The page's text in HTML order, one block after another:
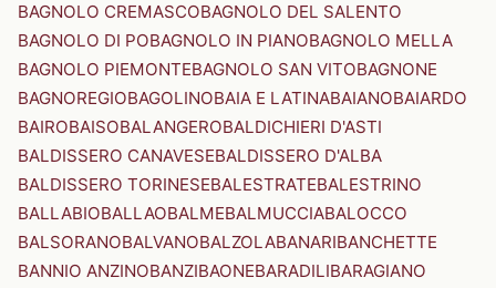
BAGNOLO CREMASCOBAGNOLO DEL SALENTO
BAGNOLO DI POBAGNOLO IN PIANOBAGNOLO MELLA
BAGNOLO PIEMONTEBAGNOLO SAN VITOBAGNONE
BAGNOREGIOBAGOLINOBAIA E LATINABAIANOBAIARDO
BAIROBAISOBALANGEROBALDICHIERI D'ASTI
BALDISSERO CANAVESEBALDISSERO D'ALBA
BALDISSERO TORINESEBALESTRATEBALESTRINO
BALLABIOBALLAOBALMEBALMUCCIABALOCCO
BALSORANOBALVANOBALZOLABANARIBANCHETTE
BANNIO ANZINOBANZIBAONEBARADILIBARAGIANO